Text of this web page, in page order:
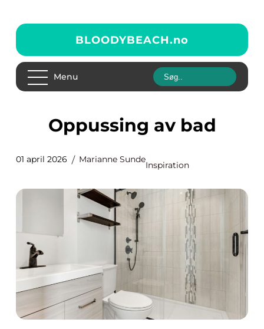
BLOODYBEACH.no
Menu
Oppussing av bad
01 april 2026 Marianne Sunde
Inspiration